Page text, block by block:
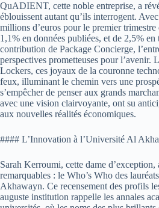
QuADIENT, cette noble entreprise, a
éblouissent autant qu’ils interrogent.
millions d’euros pour le premier trimestre
1,1% en données publiées, et de 2,5% en
contribution de Package Concierge,
perspectives prometteuses pour l’avenir.
Lockers, ces joyaux de la couronne
feux, illuminant le chemin vers une
s’empêcher de penser aux grands
avec une vision clairvoyante, ont su
aux nouvelles réalités économiques.
#### L’Innovation à l’Université Al
Sarah Kerroumi, cette dame
remarquables : le Who’s Who des
Akhawayn. Ce recensement des profils
auguste institution rappelle les annales